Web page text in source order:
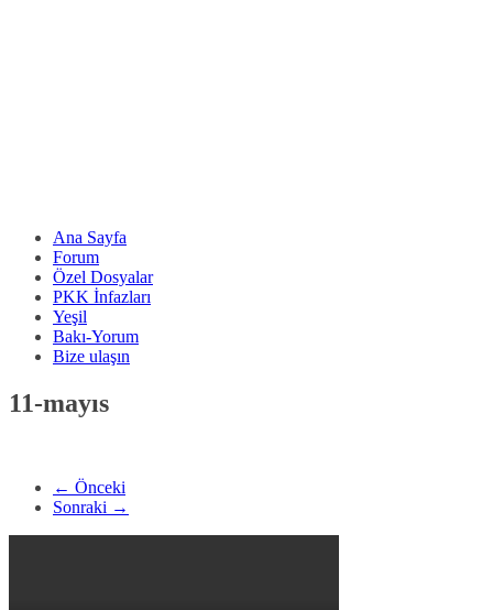
Ana Sayfa
Forum
Özel Dosyalar
PKK İnfazları
Yeşil
Bakı-Yorum
Bize ulaşın
11-mayıs
← Önceki
Sonraki →